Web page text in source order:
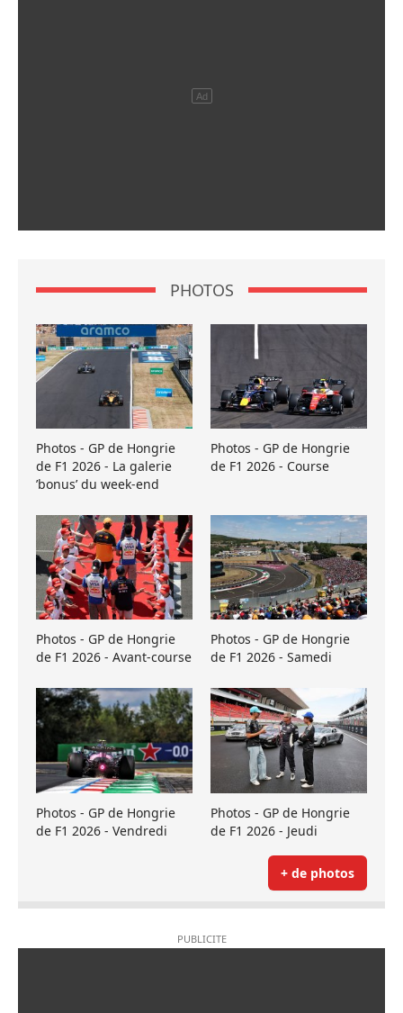
PHOTOS
Photos - GP de Hongrie
de F1 2026 - La galerie
’bonus’ du week-end
Photos - GP de Hongrie
de F1 2026 - Course
Photos - GP de Hongrie
de F1 2026 - Avant-course
Photos - GP de Hongrie
de F1 2026 - Samedi
Photos - GP de Hongrie
de F1 2026 - Vendredi
Photos - GP de Hongrie
de F1 2026 - Jeudi
+ de photos